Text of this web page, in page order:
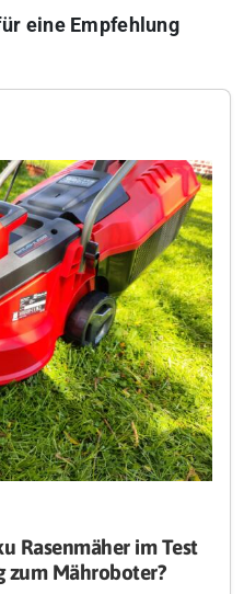
eine Empfehlung
Rasenmäher im Test
zum Mähroboter?